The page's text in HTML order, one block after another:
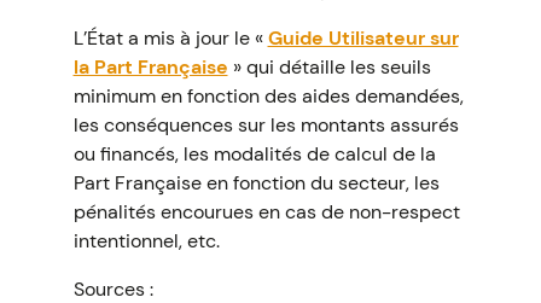
L’État a mis à jour le «Guide Utilisateur sur
la Part Française » qui détaille les seuils
minimum en fonction des aides demandées,
les conséquences sur les montants assurés
ou financés, les modalités de calcul de la
Part Française en fonction du secteur, les
pénalités encourues en cas de non-respect
intentionnel, etc.
Sources :